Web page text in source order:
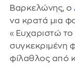
Βαρκελώνης, ο
να κρατά μια
«Ευχαριστώ το
συγκεκριμένη
φίλαθλος από